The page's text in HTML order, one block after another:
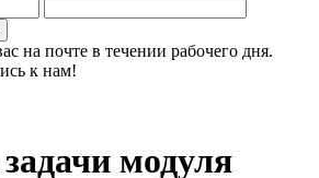
на почте в течении рабочего дня.
к нам!
модуля